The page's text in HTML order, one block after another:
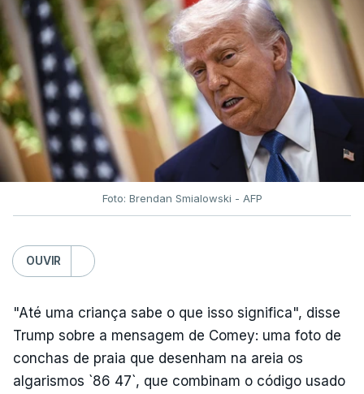
Foto: Brendan Smialowski - AFP
OUVIR
"Até uma criança sabe o que isso significa", disse
Trump sobre a mensagem de Comey: uma foto de
conchas de praia que desenham na areia os
algarismos `86 47`, que combinam o código usado